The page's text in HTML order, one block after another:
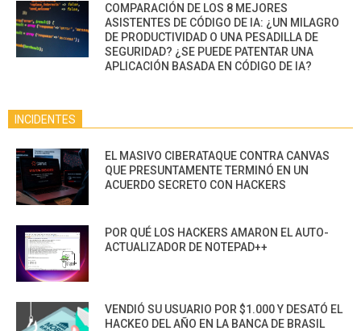
COMPARACIÓN DE LOS 8 MEJORES
ASISTENTES DE CÓDIGO DE IA: ¿UN MILAGRO
DE PRODUCTIVIDAD O UNA PESADILLA DE
SEGURIDAD? ¿SE PUEDE PATENTAR UNA
APLICACIÓN BASADA EN CÓDIGO DE IA?
INCIDENTES
EL MASIVO CIBERATAQUE CONTRA CANVAS
QUE PRESUNTAMENTE TERMINÓ EN UN
ACUERDO SECRETO CON HACKERS
POR QUÉ LOS HACKERS AMARON EL AUTO-
ACTUALIZADOR DE NOTEPAD++
VENDIÓ SU USUARIO POR $1.000 Y DESATÓ EL
HACKEO DEL AÑO EN LA BANCA DE BRASIL